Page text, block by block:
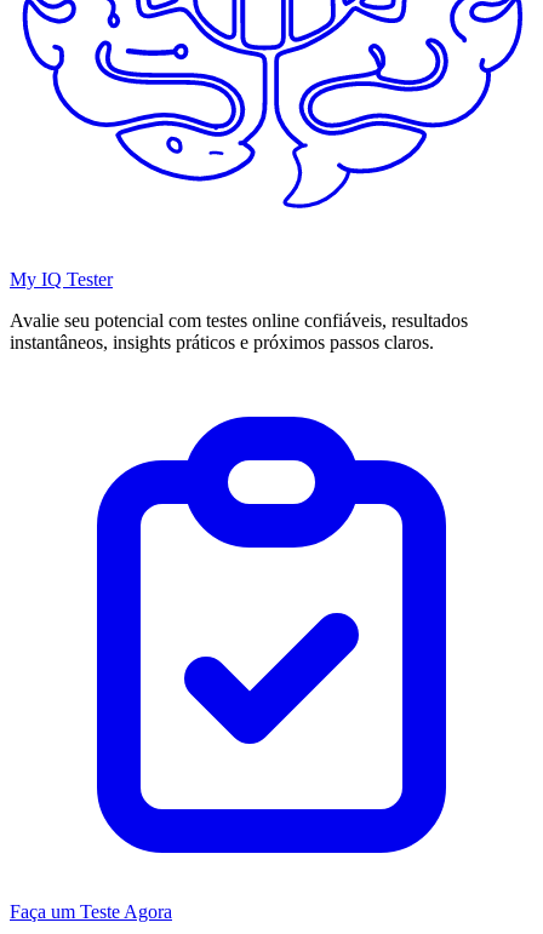
My IQ Tester
Avalie seu potencial com testes online confiáveis, resultados
instantâneos, insights práticos e próximos passos claros.
Faça um Teste Agora